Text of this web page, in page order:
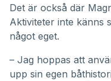
Det är också där
Aktiviteter inte känns
något eget.
– Jag hoppas att
upp sin egen